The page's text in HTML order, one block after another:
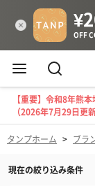
【重要】令和8年熊
（2026年7月29日更新
タンプホーム > ブラ
現在の絞り込み条件